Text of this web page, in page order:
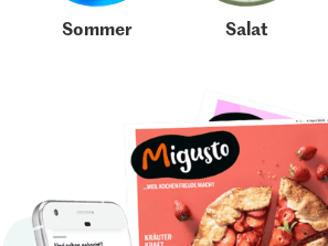
Sommer Salat